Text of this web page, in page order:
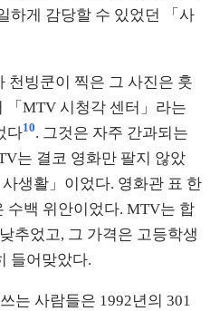
하게 감당할 수 있었던 「사
천빙쿤이 찍은 그 사진은 훗
「MTV 시청각 센터」라는
다10. 그것은 자주 간과되는
는 결코 영화만 팔지 않았
생활」이었다. 영화관 표 한
수백 위안이었다. MTV는 합
추었고, 그 가격은 고등학생
들어맞았다.
는 사람들은 1992년의 301